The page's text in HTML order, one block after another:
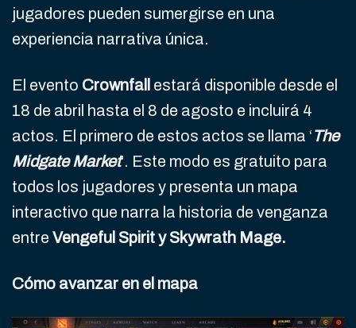
jugadores pueden sumergirse en una
experiencia narrativa única.
El evento Crownfall estará disponible desde el
18 de abril hasta el 8 de agosto e incluirá 4
actos. El primero de estos actos se llama ‘The
Midgate Market’. Este modo es gratuito para
todos los jugadores y presenta un mapa
interactivo que narra la historia de venganza
entre Vengeful Spirit y Skywrath Mage.
Cómo avanzar en el mapa